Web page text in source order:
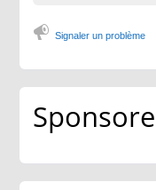
Signaler un problème